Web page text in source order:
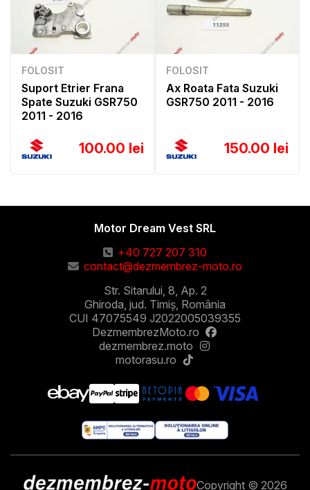
FOLOSIT
Suport Etrier Frana
Spate Suzuki GSR750
2011 - 2016
100.00 lei
FOLOSIT
Ax Roata Fata Suzuki
GSR750 2011 - 2016
150.00 lei
Motor Dream Vest SRL
+40 727 207 310
contact@dezmembrez-moto.ro
Str. Sitarului, 8, Ap. 2
Ghiroda, jud. Timiș, România
CUI 47075549 J2022005039355
DezmembrezMoto.ro
dezmembrez.moto
motorasu.ro
Copyright © 2026